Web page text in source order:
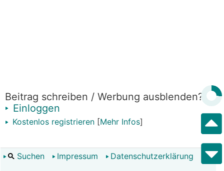
Beitrag schreiben / Werbung ausblenden?
Einloggen
Kostenlos registrieren [Mehr Infos]
Suchen Impressum
Datenschutzerklärung